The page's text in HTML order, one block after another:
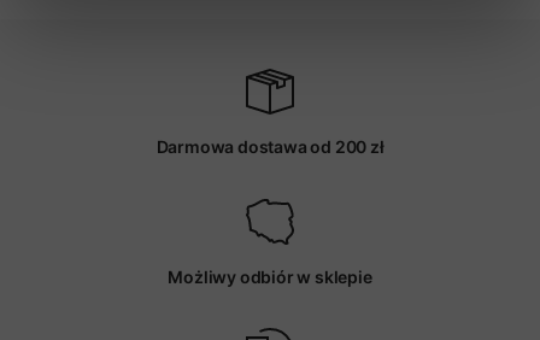
Darmowa dostawa od 200 zł
Możliwy odbiór w sklepie